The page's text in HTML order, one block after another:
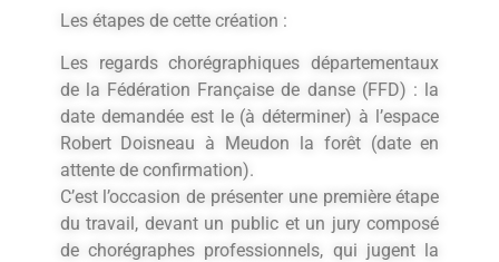
Les étapes de cette création :
Les regards chorégraphiques départementaux
de la Fédération Française de danse (FFD) : la
date demandée est le (à déterminer) à l’espace
Robert Doisneau à Meudon la forêt (date en
attente de confirmation).
C’est l’occasion de présenter une première étape
du travail, devant un public et un jury composé
de chorégraphes professionnels, qui jugent la